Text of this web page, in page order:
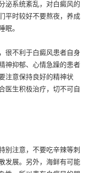
泌系统紊乱，对白癜风的
平时较好不要熬夜，养成
眠。
很不利于白癜风患者自身
神抑郁、心情急躁的患者
注意保持良好的精神状
医生积极治疗，切不可自
别注意，不要吃辛辣等刺
发展。另外，海鲜有可能